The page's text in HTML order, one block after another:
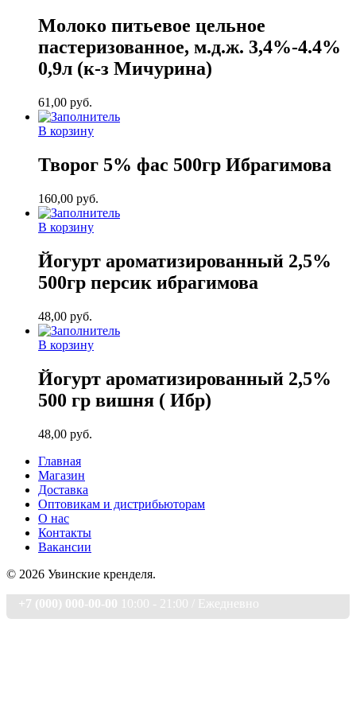
Молоко питьевое цельное
пастеризованное, м.д.ж. 3,4%-4.4%
0,9л (к-з Мичурина)
61,00 руб.
В корзину
Творог 5% фас 500гр Ибрагимова
160,00 руб.
В корзину
Йогурт ароматизированный 2,5%
500гр персик ибрагимова
48,00 руб.
В корзину
Йогурт ароматизированный 2,5%
500 гр вишня ( Ибр)
48,00 руб.
Главная
Магазин
Доставка
Оптовикам и дистрибьюторам
О нас
Контакты
Вакансии
© 2026 Увинские кренделя.
+7 (000) 000-00-00 10:00 - 21:00 / Eжедневно